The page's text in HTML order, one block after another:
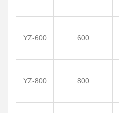
YZ-600 600
YZ-800 800